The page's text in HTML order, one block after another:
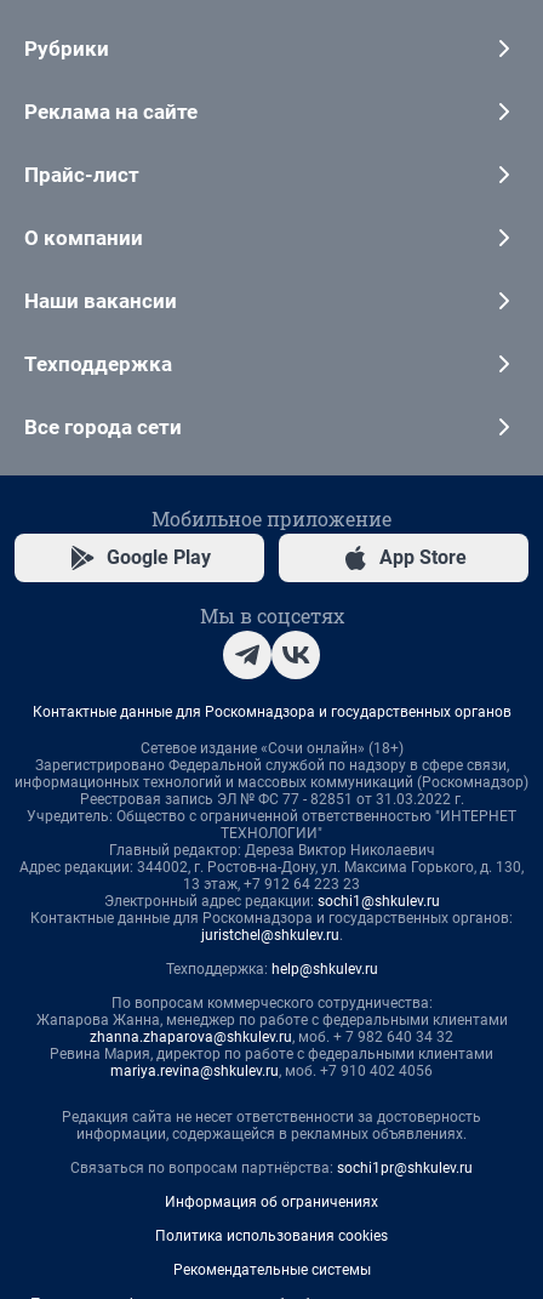
Рубрики
Реклама на сайте
Прайс-лист
О компании
Наши вакансии
Техподдержка
Все города сети
Мобильное приложение
Google Play App Store
Мы в соцсетях
Контактные данные для Роскомнадзора и государственных органов
Сетевое издание «Сочи онлайн» (18+)
Зарегистрировано Федеральной службой по надзору в сфере связи,
информационных технологий и массовых коммуникаций (Роскомнадзор)
Реестровая запись ЭЛ № ФС 77 - 82851 от 31.03.2022 г.
Учредитель: Общество с ограниченной ответственностью "ИНТЕРНЕТ
ТЕХНОЛОГИИ"
Главный редактор: Дереза Виктор Николаевич
Адрес редакции: 344002, г. Ростов-на-Дону, ул. Максима Горького, д. 130,
13 этаж, +7 912 64 223 23
Электронный адрес редакции: sochi1@shkulev.ru
Контактные данные для Роскомнадзора и государственных органов:
juristchel@shkulev.ru.
Техподдержка: help@shkulev.ru
По вопросам коммерческого сотрудничества:
Жапарова Жанна, менеджер по работе с федеральными клиентами
zhanna.zhaparova@shkulev.ru, моб. + 7 982 640 34 32
Ревина Мария, директор по работе с федеральными клиентами
mariya.revina@shkulev.ru, моб. +7 910 402 4056
Редакция сайта не несет ответственности за достоверность
информации, содержащейся в рекламных объявлениях.
Связаться по вопросам партнёрства: sochi1pr@shkulev.ru
Информация об ограничениях
Политика использования cookies
Рекомендательные системы